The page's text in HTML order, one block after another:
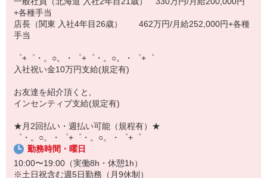
短期・期間限定・オープニング・官公庁案件
上場/優良/大手企業など
【スマホ面接実施中】
￣￣￣￣￣￣￣￣￣
自宅に居ながらスマホでカンタン面接OK！
オンライン面談なのでスピード対応。
+各種手当
店長（関東 入社4年目26歳） 462万円/月給252,000円+各種
手当
゜+゜・。○。・゜+゜・。○。・゜+゜
入社祝い金10万円支給(規定有)
お友達を紹介頂くと,
インセンティブ支給(規定有)
★月2回払い・週払い可能（規程有）★
゜・。○。・゜+゜・。○。・゜+゜
勤務時間・曜日
10:00〜19:00（実働8h・休憩1h）
※土日祝含む週5日勤務（月9休制）